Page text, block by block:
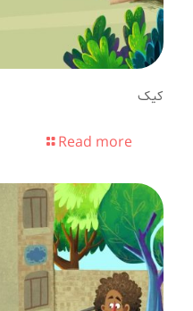
کیک
Read more